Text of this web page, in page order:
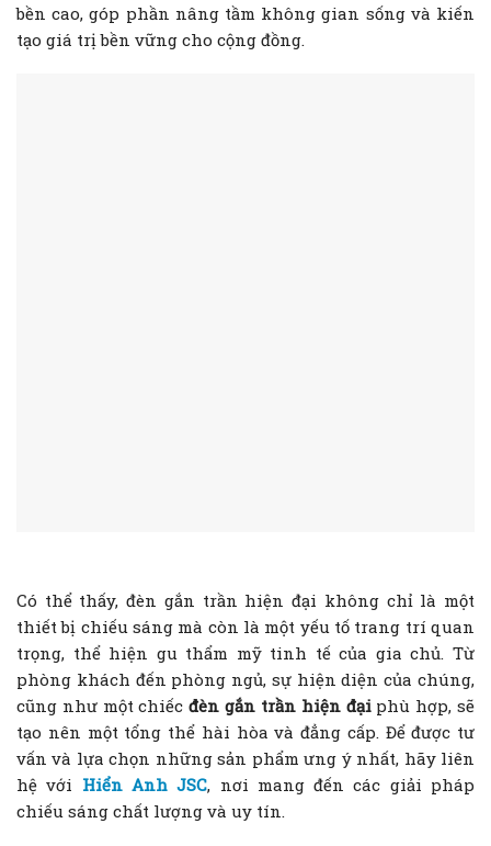
bền cao, góp phần nâng tầm không gian sống và kiến
tạo giá trị bền vững cho cộng đồng.
Có thể thấy, đèn gắn trần hiện đại không chỉ là một
thiết bị chiếu sáng mà còn là một yếu tố trang trí quan
trọng, thể hiện gu thẩm mỹ tinh tế của gia chủ. Từ
phòng khách đến phòng ngủ, sự hiện diện của chúng,
cũng như một chiếcđèn gắn trần hiện đạiphù hợp, sẽ
tạo nên một tổng thể hài hòa và đẳng cấp. Để được tư
vấn và lựa chọn những sản phẩm ưng ý nhất, hãy liên
hệ với Hiển Anh JSC, nơi mang đến các giải pháp
chiếu sáng chất lượng và uy tín.